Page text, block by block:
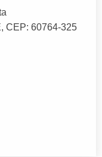
CEP: 60764-325